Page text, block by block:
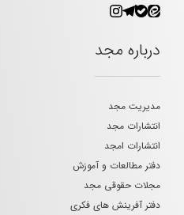
درباره مجد
مدیریت مجد
انتشارات مجد
انتشارات امجد
دفتر مطالعات و آموزش
مجلات حقوقی مجد
دفتر آفرینش های فکری